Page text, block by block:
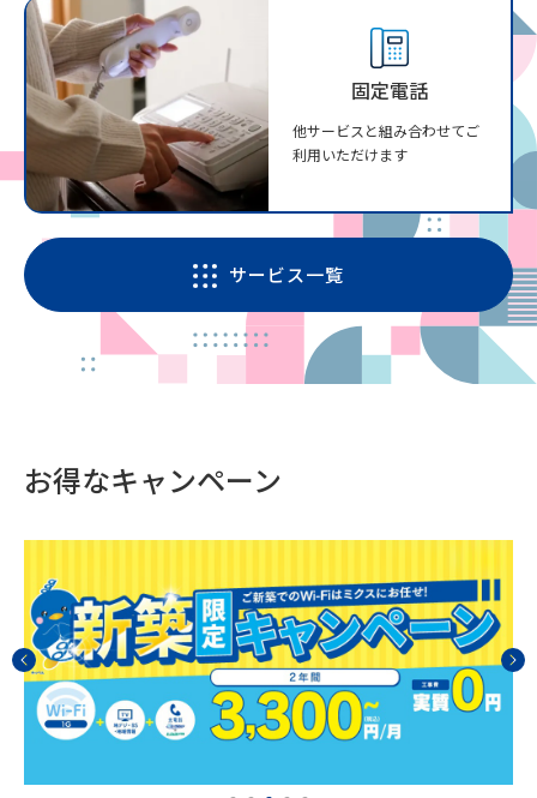
固定電話
他サービスと組み合わせてご
利用いただけます
サービス一覧
お得なキャンペーン